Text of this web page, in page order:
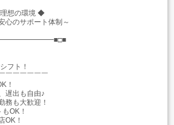
想の環境 ◆
心のサポート体制～
フト！
￣￣￣￣￣￣
！
遅出も自由♪
務も大歓迎！
OK！
OK！